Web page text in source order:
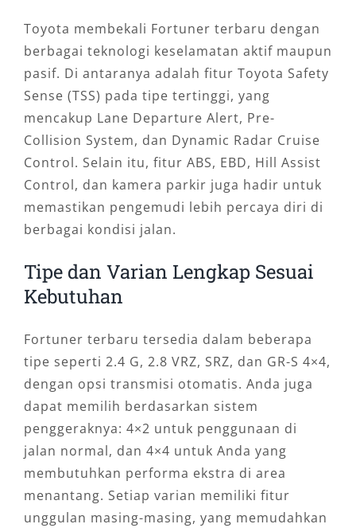
Toyota membekali Fortuner terbaru dengan
berbagai teknologi keselamatan aktif maupun
pasif. Di antaranya adalah fitur Toyota Safety
Sense (TSS) pada tipe tertinggi, yang
mencakup Lane Departure Alert, Pre-
Collision System, dan Dynamic Radar Cruise
Control. Selain itu, fitur ABS, EBD, Hill Assist
Control, dan kamera parkir juga hadir untuk
memastikan pengemudi lebih percaya diri di
berbagai kondisi jalan.
Tipe dan Varian Lengkap Sesuai
Kebutuhan
Fortuner terbaru tersedia dalam beberapa
tipe seperti 2.4 G, 2.8 VRZ, SRZ, dan GR-S 4×4,
dengan opsi transmisi otomatis. Anda juga
dapat memilih berdasarkan sistem
penggeraknya: 4×2 untuk penggunaan di
jalan normal, dan 4×4 untuk Anda yang
membutuhkan performa ekstra di area
menantang. Setiap varian memiliki fitur
unggulan masing-masing, yang memudahkan